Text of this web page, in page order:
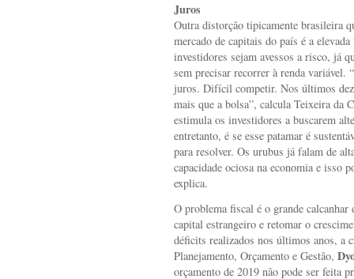
Juros
Outra distorção tipicamente brasileira
mercado de capitais do país é a
investidores sejam avessos a risco, já
sem precisar recorrer à renda variável.
juros. Difícil competir. Nos últimos
mais que a bolsa”, calcula Teixeira da
estimula os investidores a buscarem
entretanto, é se esse patamar é
para resolver. Os urubus já falam de
capacidade ociosa na economia e isso
explica.
O problema fiscal é o grande
capital estrangeiro e retomar o
déficits realizados nos últimos anos, a
Planejamento, Orçamento e Gestão,
orçamento de 2019 não pode ser feita